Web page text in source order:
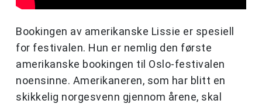
Bookingen av amerikanske Lissie er spesiell
for festivalen. Hun er nemlig den første
amerikanske bookingen til Oslo-festivalen
noensinne. Amerikaneren, som har blitt en
skikkelig norgesvenn gjennom årene, skal